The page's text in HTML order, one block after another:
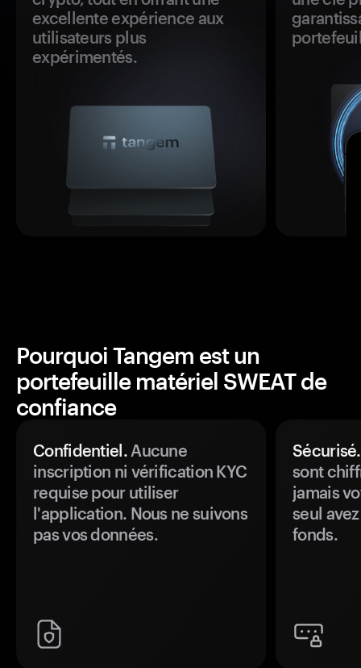
excellente expérience aux
utilisateurs plus
expérimentés.
Pourquoi Tangem est un
portefeuille matériel SWEAT de
confiance
Confidentiel.Aucune
inscription ni vérification KYC
requise pour utiliser
l'application. Nous ne suivons
pas vos données.
Sécurisé.
sont
jamais
seul
fonds.